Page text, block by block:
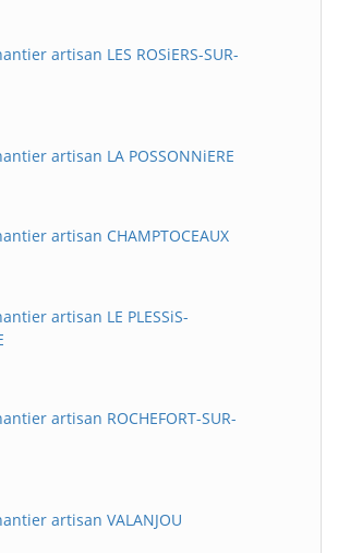
artisan LES ROSiERS-SUR-
artisan LA POSSONNiERE
artisan CHAMPTOCEAUX
artisan LE PLESSiS-
artisan ROCHEFORT-SUR-
artisan VALANJOU